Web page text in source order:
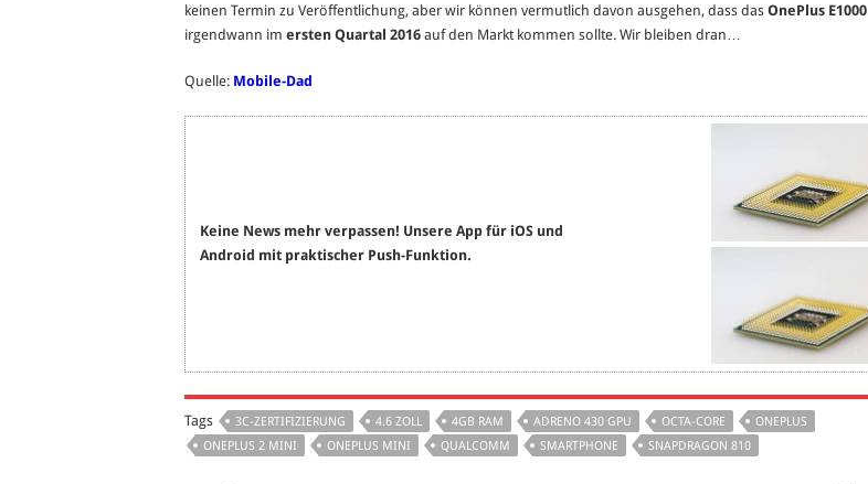
keinen Termin zu Veröffentlichung, aber wir können vermutlich davon ausgehen, dass das OnePlus E1000
irgendwann im ersten Quartal 2016 auf den Markt kommen sollte. Wir bleiben dran…
Quelle: Mobile-Dad
Keine News mehr verpassen! Unsere App für iOS und
Android mit praktischer Push-Funktion.
Tags 3C-ZERTIFIZIERUNG 4.6 ZOLL 4GB RAM ADRENO 430 GPU OCTA-CORE
ONEPLUS
ONEPLUS 2 MINI
ONEPLUS MINI QUALCOMM SMARTPHONE SNAPDRAGON 810